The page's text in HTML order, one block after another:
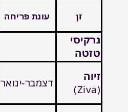
זן עונת פריחה
נרקיסי
טזטה
זיוה
(Ziva)
דצמבר-ינואר